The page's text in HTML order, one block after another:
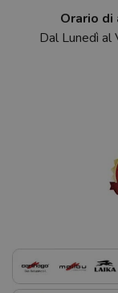
Orario di
Dal Lunedì